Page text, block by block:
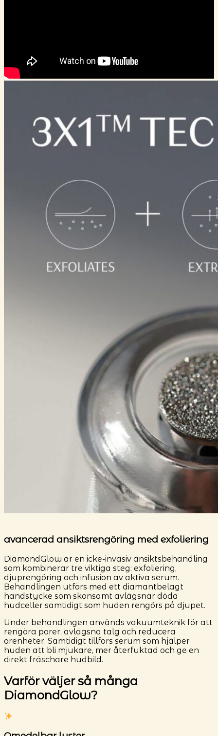
avancerad ansiktsrengöring med exfoliering
DiamondGlow är en icke-invasiv ansiktsbehandling
som kombinerar tre viktiga steg: exfoliering,
djuprengöring och infusion av aktiva serum.
Behandlingen utförs med ett diamantbelagt
handstycke som skonsamt avlägsnar döda
hudceller samtidigt som huden rengörs på djupet.
Under behandlingen används vakuumteknik för att
rengöra porer, avlägsna talg och reducera
orenheter. Samtidigt tillförs serum som hjälper
huden att bli mjukare, mer återfuktad och ge en
direkt fräschare hudbild.
Varför väljer så många
DiamondGlow?